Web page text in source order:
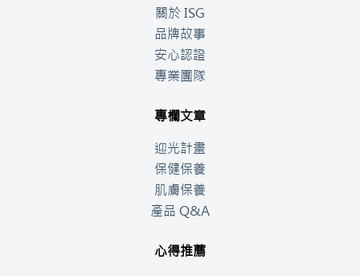
關於 ISG
品牌故事
安心認證
專業團隊
專欄文章
迎光計畫
保健保養
肌膚保養
產品 Q&A
心得推薦